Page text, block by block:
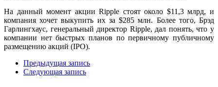
На данный момент акции Ripple стоят около $11,3 млрд, и
компания хочет выкупить их за $285 млн. Более того, Брэд
Гарлингхаус, генеральный директор Ripple, дал понять, что у
компании нет быстрых планов по первичному публичному
размещению акций (IPO).
Предыдущая запись
Следующая запись